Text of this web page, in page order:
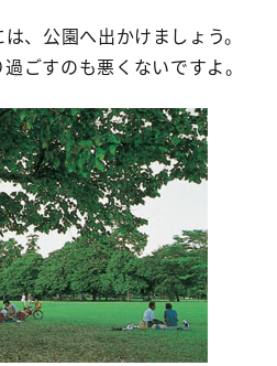
、公園へ出かけましょう。
ごすのも悪くないですよ。